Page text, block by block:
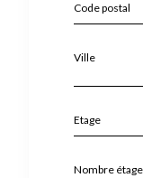
Code postal
Ville
Etage
Nombre